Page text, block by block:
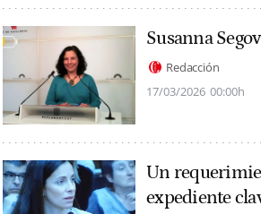
Susanna
Redacción
17/03/2026 00:00h
Un
expediente